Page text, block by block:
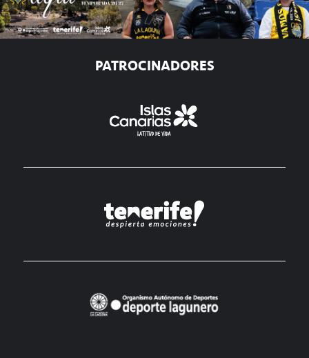
PATROCINADORES